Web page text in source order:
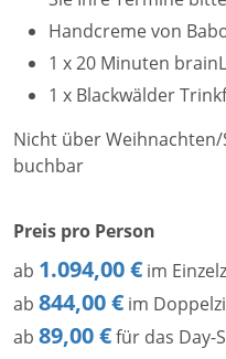
Handcreme von
1 x 20 Minuten
1 x Blackwälder
Nicht über
buchbar
Preis pro Person
ab 1.094,00 € im
ab 844,00 € im
ab 89,00 €für das Day-